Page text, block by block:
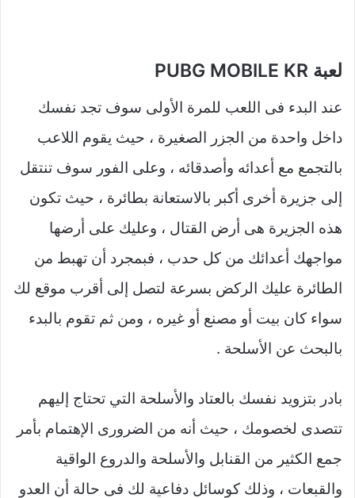
لعبة PUBG MOBILE KR
عند البدء فى اللعب للمرة الأولى سوف تجد نفسك
داخل واحدة من الجزر الصغيرة ، حيث يقوم اللاعب
بالتجمع مع أعدائه وأصدقائه ، وعلى الفور سوف تنتقل
إلى جزيرة أخرى أكبر بالاستعانة بطائرة ، حيث تكون
هذه الجزيرة هى أرض القتال ، وعليك على أرضها
مواجهك أعدائك من كل حدب ، فبمجرد أن تهبط من
الطائرة عليك الركض بسرعة لتصل إلى أقرب موقع لك
سواء كان بيت أو مصنع أو غيره ، ومن ثم تقوم بالبدء
بالبحث عن الأسلحة .
بادر بتزويد نفسك بالعتاد والأسلحة التي تحتاج إليهم
تتصدى لخصومك ، حيث أنه من الضرورى الإهتمام بأمر
جمع الكثير من القنابل والأسلحة والدروع الواقية
والقبعات ، وذلك كوسائل دفاعية لك فى حالة أن العدو